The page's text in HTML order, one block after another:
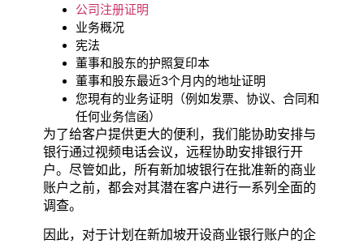
公司注册证明
业务概况
宪法
董事和股东的护照复印本
董事和股东最近3个月内的地址证明
您現有的业务证明（例如发票、协议、合同和
任何业务信函）
为了给客户提供更大的便利，我们能协助安排与
银行通过视频电话会议，远程协助安排银行开
户。尽管如此，所有新加坡银行在批准新的商业
账户之前，都会对其潜在客户进行一系列全面的
调查。
因此，对于计划在新加坡开设商业银行账户的企